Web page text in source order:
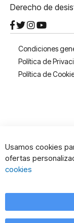
Derecho de
Condiciones
Política de
Política de
Usamos cookies
ofertas
cookies